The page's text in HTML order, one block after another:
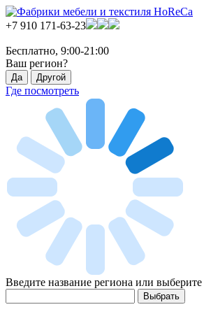
+7 910 171-63-23
Бесплатно, 9:00-21:00
Ваш регион?
Где посмотреть
Введите название региона или выберите